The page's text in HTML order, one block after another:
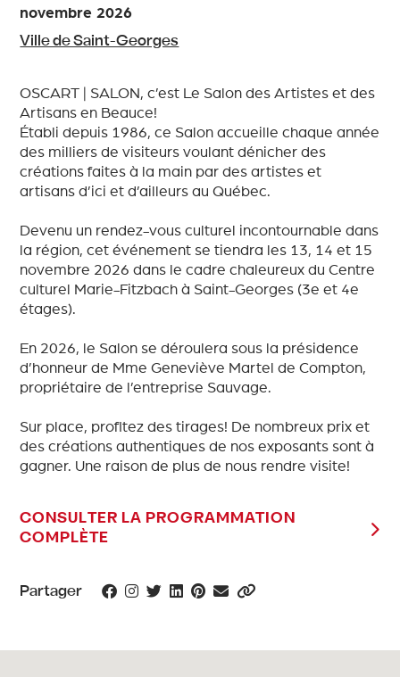
novembre 2026
Ville de Saint-Georges
OSCART | SALON, c’est Le Salon des Artistes et des
Artisans en Beauce!
Établi depuis 1986, ce Salon accueille chaque année
des milliers de visiteurs voulant dénicher des
créations faites à la main par des artistes et
artisans d’ici et d’ailleurs au Québec.
Devenu un rendez-vous culturel incontournable dans
la région, cet événement se tiendra les 13, 14 et 15
novembre 2026 dans le cadre chaleureux du Centre
culturel Marie-Fitzbach à Saint-Georges (3e et 4e
étages).
En 2026, le Salon se déroulera sous la présidence
d’honneur de Mme Geneviève Martel de Compton,
propriétaire de l’entreprise Sauvage.
Sur place, profitez des tirages! De nombreux prix et
des créations authentiques de nos exposants sont à
gagner. Une raison de plus de nous rendre visite!
CONSULTER LA PROGRAMMATION
COMPLÈTE
Partager